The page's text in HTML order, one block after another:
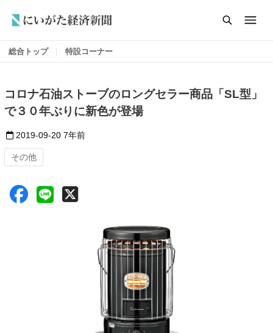
総合トップ 特設コーナー
コロナ石油ストーブのロングセラー商品「SL型」
で３０年ぶりに新色が登場
2019-09-20 7年前
その他